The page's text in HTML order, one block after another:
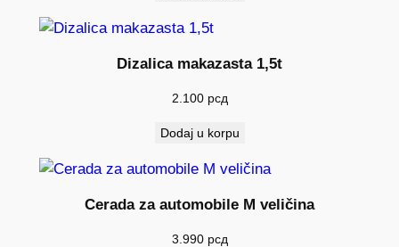
Dizalica makazasta 1,5t
2.100 рсд
Dodaj u korpu
Cerada za automobile M veličina
3.990 рсд